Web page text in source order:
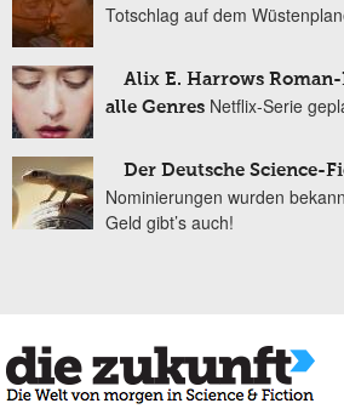
Totschlag auf dem
Alix E. Harrows
alle Genres Netflix-Serie
Der Deutsche Science-
Nominierungen wurden
Geld gibt’s auch!